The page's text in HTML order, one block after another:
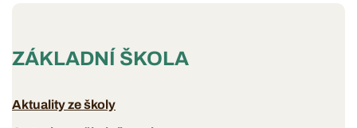
ZÁKLADNÍ ŠKOLA
Aktuality ze školy